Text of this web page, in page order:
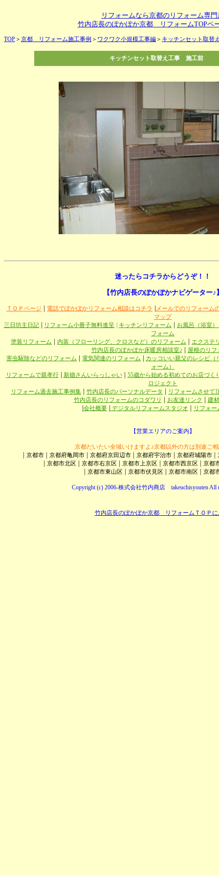
リフォームなら京都のリフォーム専門
竹内店長のぽかぽか京都 リフォームTOPペ
TOP ＞ 京都 リフォーム施工事例 ＞ ワクワク小規模工事編 ＞ キッチンセット取替
キッチンセット取替え工事 施工前
迷ったらコチラからどうぞ！！
【竹内店長のぽかぽかナビゲーター♪
ＴＯＰページ 電話でぽかぽかリフォーム相談はコチラ
メールでのリフォーム
マップ
三日坊主日記
リフォーム小冊子無料進呈 キッチンリフォーム
お風呂（浴室
フォーム
塗装リフォーム
内装（フローリング、クロスなど）のリフォーム
エクステ
竹内店長のぽかぽか床暖房相談室♪
屋根のリフ
害虫駆除などのリフォーム
電気関連のリフォーム
カッコいい親父のレシピ（
ォーム）
リフォームで親孝行| 新婚さんいらっしゃい| 55歳から始める初めてのお店づく
ロジェクト
リフォーム過去施工事例集
竹内店長のパーソナルデータ
リフォームさせて
竹内店長のリフォームのコダワリ
お友達リンク 建
会社概要| デジタルリフォームスタジオ リフォー
【営業エリアのご案内】
京都だいたい全域いけますよ♪京都以外の方は別途ご
京都市 京都府亀岡市 京都府京田辺市 京都府宇治市 京都府城陽市
京都市北区| 京都市右京区| 京都市上京区| 京都市西京区| 京都
京都市東山区| 京都市伏見区| 京都市南区| 京都
Copyright (c) 2006-株式会社竹内商店 takeuchisyouten All
竹内店長のぽかぽか京都 リフォームＴＯＰに